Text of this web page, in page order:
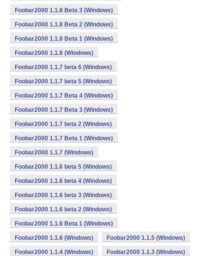
Foobar2000 1.1.8 Beta 3 (Windows)
Foobar2000 1.1.8 Beta 2 (Windows)
Foobar2000 1.1.8 Beta 1 (Windows)
Foobar2000 1.1.8 (Windows)
Foobar2000 1.1.7 beta 6 (Windows)
Foobar2000 1.1.7 beta 5 (Windows)
Foobar2000 1.1.7 Beta 4 (Windows)
Foobar2000 1.1.7 Beta 3 (Windows)
Foobar2000 1.1.7 beta 2 (Windows)
Foobar2000 1.1.7 Beta 1 (Windows)
Foobar2000 1.1.7 (Windows)
Foobar2000 1.1.6 beta 5 (Windows)
Foobar2000 1.1.6 beta 4 (Windows)
Foobar2000 1.1.6 beta 3 (Windows)
Foobar2000 1.1.6 beta 2 (Windows)
Foobar2000 1.1.6 Beta 1 (Windows)
Foobar2000 1.1.6 (Windows) Foobar2000 1.1.5 (Windows)
Foobar2000 1.1.4 (Windows) Foobar2000 1.1.3 (Windows)